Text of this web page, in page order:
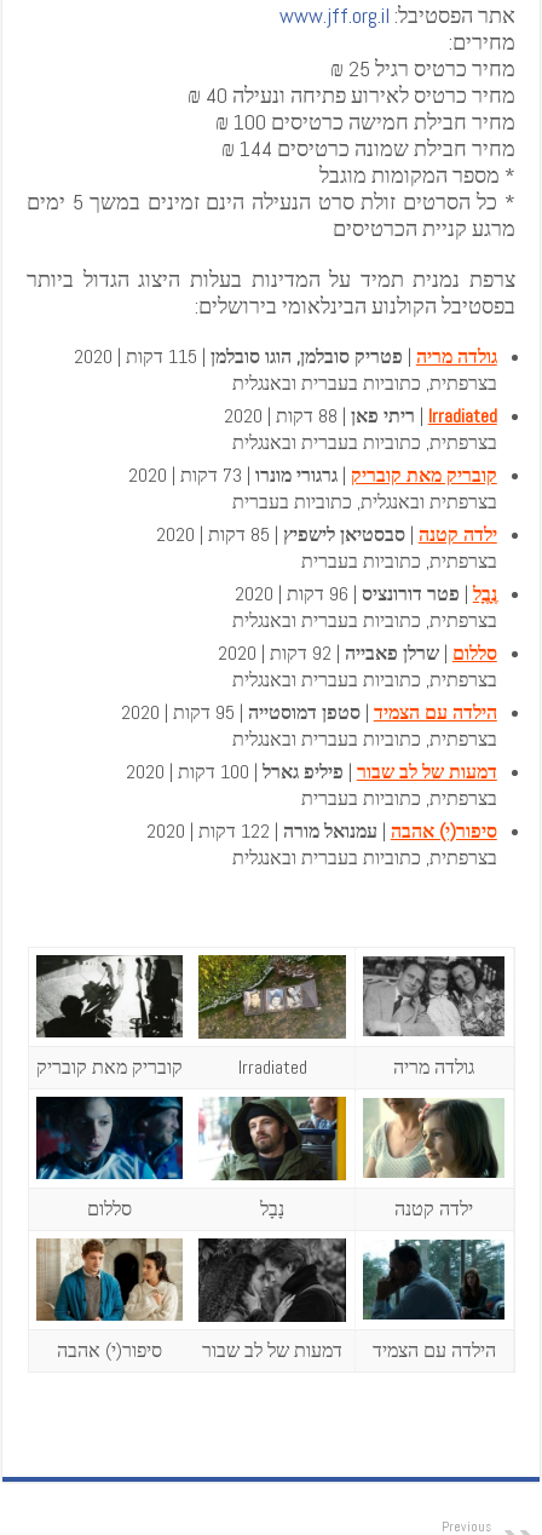
אתר הפסטיבל: www.jff.org.il
מחירים:
מחיר כרטיס רגיל 25 ₪
מחיר כרטיס לאירוע פתיחה ונעילה 40 ₪
מחיר חבילת חמישה כרטיסים 100 ₪
מחיר חבילת שמונה כרטיסים 144 ₪
* מספר המקומות מוגבל
* כל הסרטים זולת סרט הנעילה הינם זמינים במשך 5 ימים
מרגע קניית הכרטיסים
צרפת נמנית תמיד על המדינות בעלות היצוג הגדול ביותר
בפסטיבל הקולנוע הבינלאומי בירושלים:
גולדה מריה | פטריק סובלמן, הוגו סובלמן | 115 דקות | 2020
בצרפתית, כתוביות בעברית ובאנגלית
Irradiated
| ריתי פאן | 88 דקות | 2020
בצרפתית, כתוביות בעברית ובאנגלית
קובריק מאת קובריק |גרגורי מונרו | 73 דקות | 2020
בצרפתית ובאנגלית, כתוביות בעברית
ילדה קטנה |סבסטיאן לישפיץ | 85 דקות | 2020
בצרפתית, כתוביות בעברית
נֶָבֶָל | פטר דורונציס | 96 דקות | 2020
בצרפתית, כתוביות בעברית ובאנגלית
סללום |שרלן פאבייה | 92 דקות | 2020
בצרפתית, כתוביות בעברית ובאנגלית
הילדה עם הצמיד |סטפן דמוסטייה | 95 דקות | 2020
בצרפתית, כתוביות בעברית ובאנגלית
דמעות של לב שבור | פיליפ גארל | 100 דקות | 2020
בצרפתית, כתוביות בעברית
סיפור(י) אהבה | עמנואל מורה | 122 דקות | 2020
בצרפתית, כתוביות בעברית ובאנגלית
גולדה מריה Irradiated קובריק מאת קובריק
ילדה קטנה נָבָל סללום
הילדה עם הצמיד דמעות של לב שבור סיפור(י) אהבה
Previous